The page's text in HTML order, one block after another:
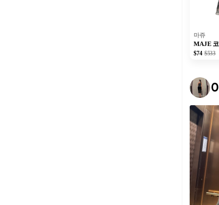
마쥬
MAJE
$74 $533